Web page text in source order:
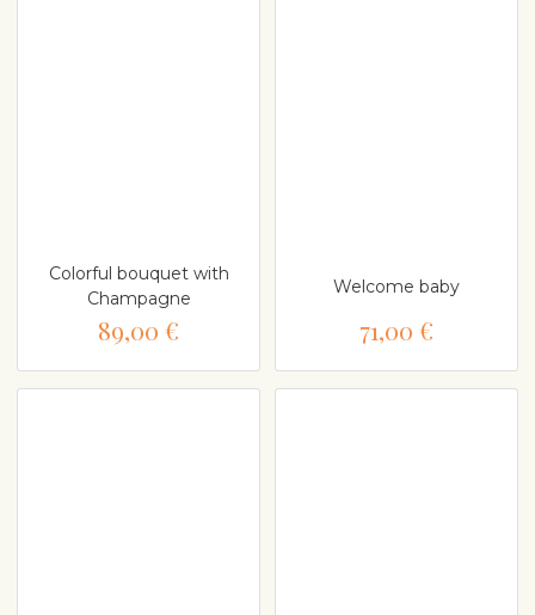
Colorful bouquet with
Champagne
89,00 €
Welcome baby
71,00 €